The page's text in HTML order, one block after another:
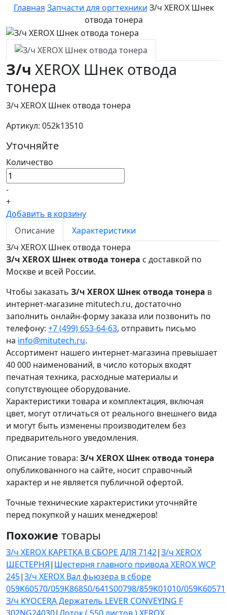
Главная Запчасти для оргтехники З/ч XEROX Шнек
отвода тонера
З/ч XEROX Шнек отвода
тонера
З/ч XEROX Шнек отвода тонера
Артикул: 052k13510
Уточняйте
Количество
-
+
Добавить в корзину
Описание
Характеристики
З/ч XEROX Шнек отвода тонера
З/ч XEROX Шнек отвода тонера с доставкой по
Москве и всей России.
Чтобы заказать З/ч XEROX Шнек отвода тонера в
интернет-магазине mitutech.ru, достаточно
заполнить онлайн-форму заказа или позвонить по
телефону: +7 (499) 653-64-63, отправить письмо
на info@mitutech.ru.
Ассортимент нашего интернет-магазина превышает
40 000 наименований, в число которых входят
печатная техника, расходные материалы и
сопутствующее оборудование.
Характеристики товара и комплектация, включая
цвет, могут отличаться от реального внешнего вида
и могут быть изменены производителем без
предварительного уведомления.
Описание товара: З/ч XEROX Шнек отвода тонера
опубликованного на сайте, носит справочный
характер и не является публичной офертой.
Точные технические характеристики уточняйте
перед покупкой у наших менеджеров!
Похожие товары
З/ч XEROX КАРЕТКА В СБОРЕ ДЛЯ 7142|З/ч XEROX
ШЕСТЕРНЯ| Шестерня главного привода XEROX WCP
245|З/ч XEROX Вал фьюзера в сборе
059K60570/059K86850/641S00798/859K01010/059K60571
З/ч KYOCERA Держатель LEVER CONVEYING F